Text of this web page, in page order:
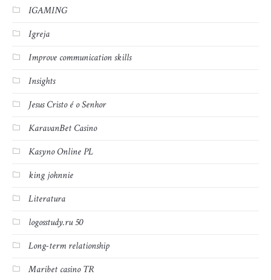
IGAMING
Igreja
Improve communication skills
Insights
Jesus Cristo é o Senhor
KaravanBet Casino
Kasyno Online PL
king johnnie
Literatura
logosstudy.ru 50
Long-term relationship
Maribet casino TR